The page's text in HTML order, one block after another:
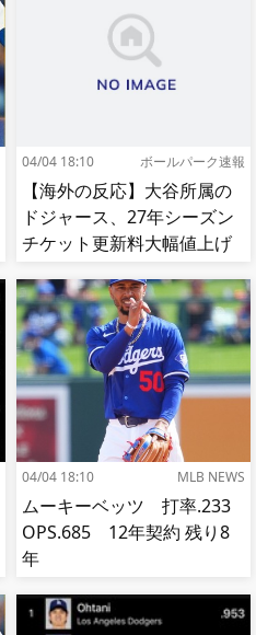
04/04 18:10 ボールパーク速報
【海外の反応】大谷所属の
ドジャース、27年シーズン
チケット更新料大幅値上げ
04/04 18:10 MLB NEWS
ムーキーベッツ 打率.233
OPS.685 12年契約 残り8
年